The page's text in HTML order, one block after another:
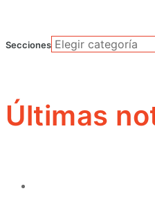
Secciones
Últimas